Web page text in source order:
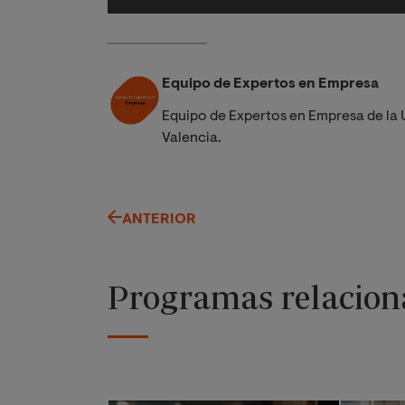
Equipo de Expertos en Empresa
Equipo de Expertos en Empresa de
Valencia.
ANTERIOR
Programas